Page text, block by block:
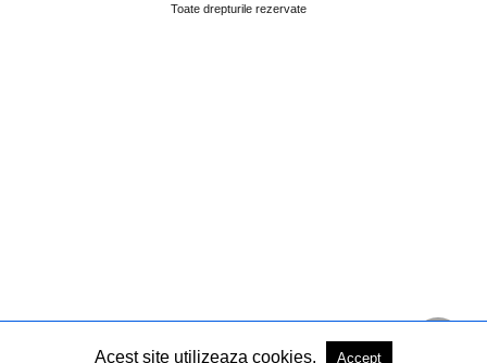
Toate drepturile rezervate
Acest site utilizeaza cookies. Accept